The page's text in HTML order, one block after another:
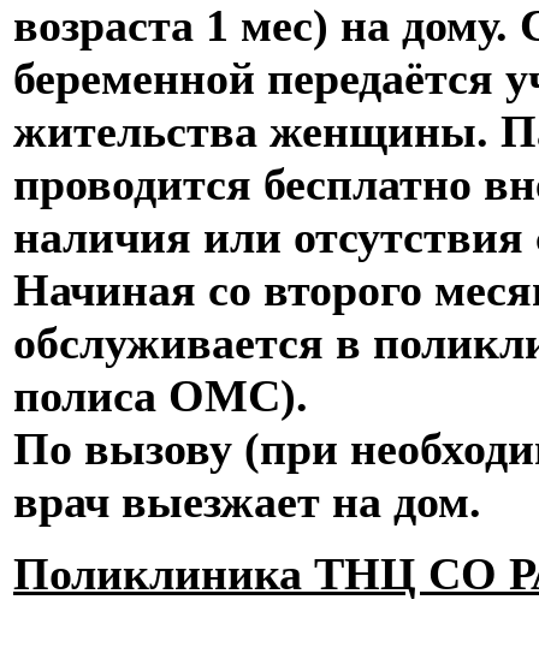
возраста 1 мес) на
беременной передаётся
жительства женщины.
проводится бесплатно
наличия или отсутствия
Начиная со второго
обслуживается в
полиса ОМС).
По вызову (при
врач выезжает на дом.
Поликлиника ТНЦ СО